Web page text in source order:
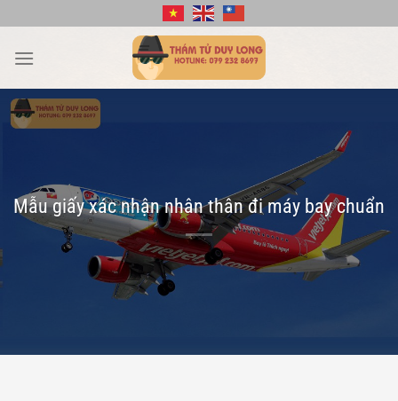
qua
nội
Mẫu giấy xác nhận nhân thân đi máy bay chuẩn